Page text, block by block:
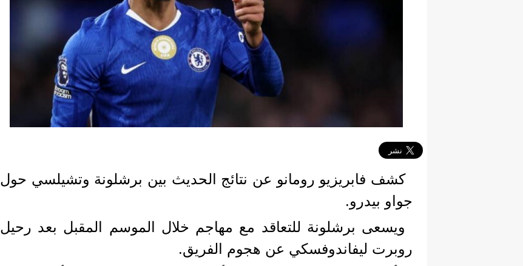
كشف فابريزيو رومانو عن نتائج الحديث بين برشلونة وتشيلسي حول
جواو بيدرو.
ويسعى برشلونة للتعاقد مع مهاجم خلال الموسم المقبل بعد رحيل
روبرت ليفاندوفسكي عن هجوم الفريق.